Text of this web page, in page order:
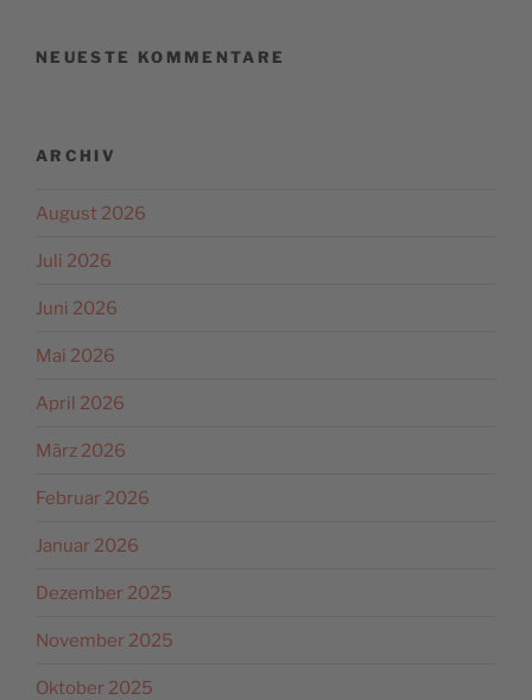
NEUESTE KOMMENTARE
ARCHIV
August 2026
Juli 2026
Juni 2026
Mai 2026
April 2026
März 2026
Februar 2026
Januar 2026
Dezember 2025
November 2025
Oktober 2025